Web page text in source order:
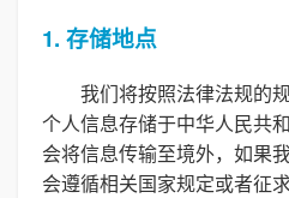
1. 存储地点
我们将按照法律法规的
个人信息存储于中华人民共
会将信息传输至境外，如果
会遵循相关国家规定或者征